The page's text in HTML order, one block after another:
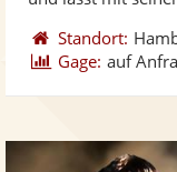
Standort:
Gage: auf